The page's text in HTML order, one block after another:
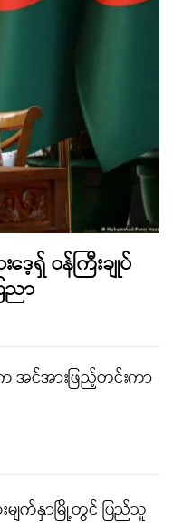
ရှ် ဝန်ကြီးချုပ်
ညာ
က အင်အားဖြည့်တင်းကာ
မျက်နှာမြို့တွင် ပြည်သူ